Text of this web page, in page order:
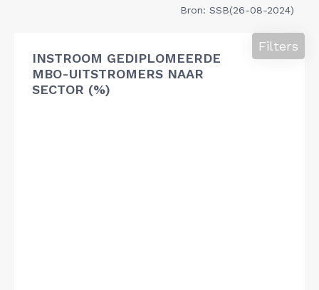
Bron: SSB(26-08-2024)
INSTROOM GEDIPLOMEERDE
MBO-UITSTROMERS NAAR
SECTOR (%)
Filters